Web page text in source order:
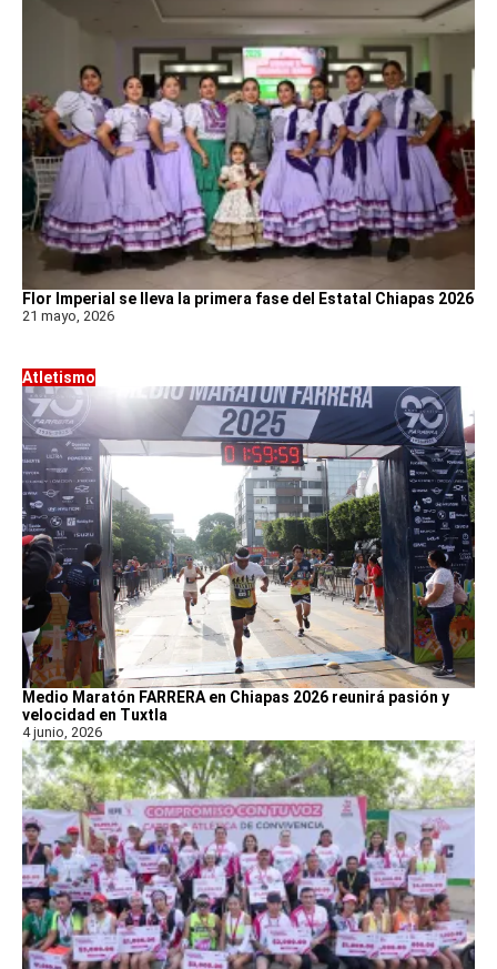
Flor Imperial se lleva la primera fase del Estatal Chiapas 2026
21 mayo, 2026
Atletismo
Medio Maratón FARRERA en Chiapas 2026 reunirá pasión y
velocidad en Tuxtla
4 junio, 2026